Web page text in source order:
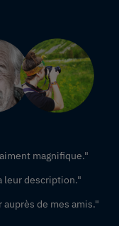
magnifique."
leur description."
de mes amis."